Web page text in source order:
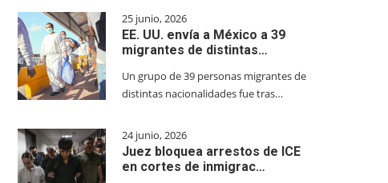
25 junio, 2026
EE. UU. envía a México a 39
migrantes de distintas…
Un grupo de 39 personas migrantes de
distintas nacionalidades fue tras…
24 junio, 2026
Juez bloquea arrestos de ICE
en cortes de inmigrac…